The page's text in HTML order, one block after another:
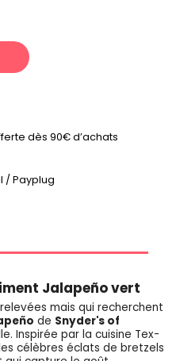
dès 90€ d’achats
/ Payplug
Jalapeño vert
mais qui recherchent
de Snyder's of
Inspirée par la cuisine Tex-
célèbres éclats de bretzels